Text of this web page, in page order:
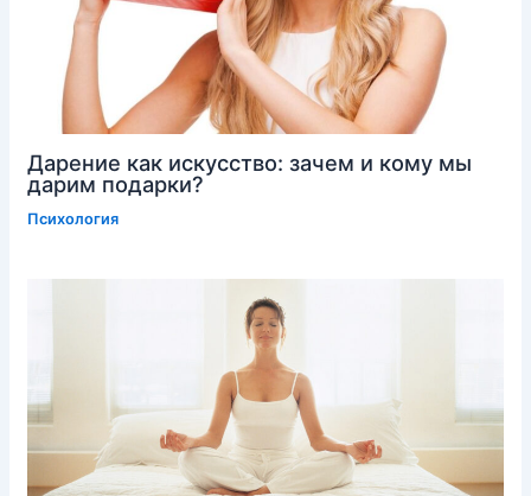
Дарение как искусство: зачем и кому мы
дарим подарки?
Психология